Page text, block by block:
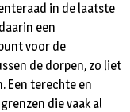
in de laatste
een
voor de
de dorpen, zo liet
Een terechte en
die vaak al